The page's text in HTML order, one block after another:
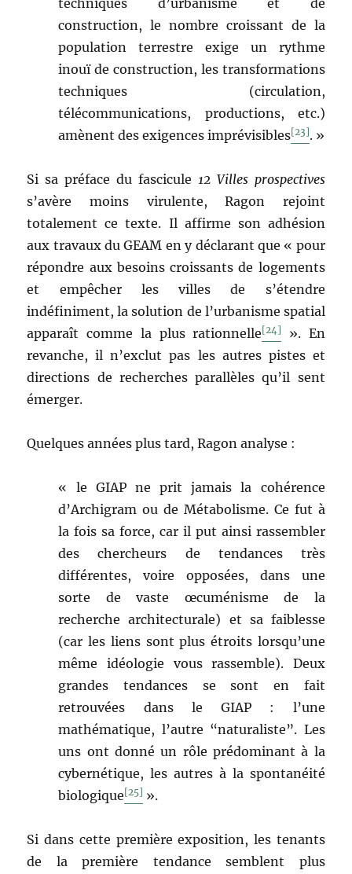
construction, le nombre croissant de la
population terrestre exige un rythme
inouï de construction, les transformations
techniques (circulation,
télécommunications, productions, etc.)
amènent des exigences imprévisibles[23]. »
Si sa préface du fascicule 12 Villes prospectives
s’avère moins virulente, Ragon rejoint
totalement ce texte. Il affirme son adhésion
aux travaux du GEAM en y déclarant que « pour
répondre aux besoins croissants de logements
et empêcher les villes de s’étendre
indéfiniment, la solution de l’urbanisme spatial
apparaît comme la plus rationnelle[24]
». En
revanche, il n’exclut pas les autres pistes et
directions de recherches parallèles qu’il sent
émerger.
Quelques années plus tard, Ragon analyse :
« le GIAP ne prit jamais la cohérence
d’Archigram ou de Métabolisme. Ce fut à
la fois sa force, car il put ainsi rassembler
des chercheurs de tendances très
différentes, voire opposées, dans une
sorte de vaste œcuménisme de la
recherche architecturale) et sa faiblesse
(car les liens sont plus étroits lorsqu’une
même idéologie vous rassemble). Deux
grandes tendances se sont en fait
retrouvées dans le GIAP : l’une
mathématique, l’autre “naturaliste”. Les
uns ont donné un rôle prédominant à la
cybernétique, les autres à la spontanéité
biologique[25] ».
Si dans cette première exposition, les tenants
de la première tendance semblent plus